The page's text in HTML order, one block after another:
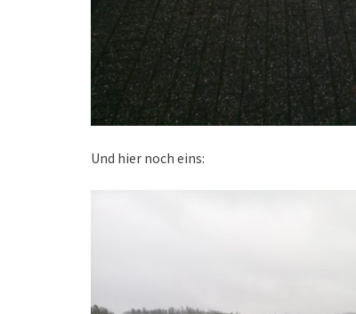
Und hier noch eins: